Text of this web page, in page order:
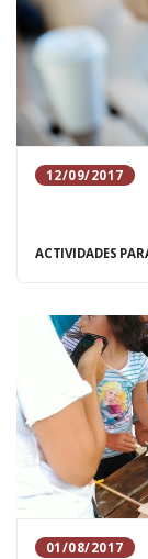
12/09/2017
ACTIVIDADES
01/08/2017